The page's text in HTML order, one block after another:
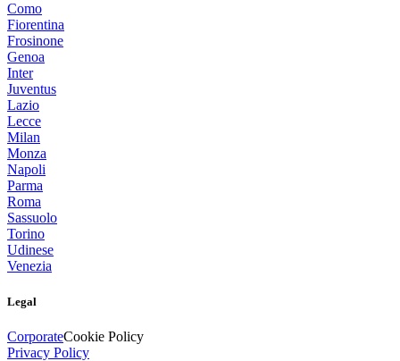
Como
Fiorentina
Frosinone
Genoa
Inter
Juventus
Lazio
Lecce
Milan
Monza
Napoli
Parma
Roma
Sassuolo
Torino
Udinese
Venezia
Legal
CorporateCookie Policy
Privacy Policy